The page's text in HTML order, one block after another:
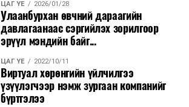
ЦАГ ҮЕ 2026/01/28
Улаанбурхан өвчний дараагийн
давлагаанаас сэргийлэх зорилгоор
эрүүл мэндийн байг...
ЦАГ ҮЕ 2022/10/11
Виртуал хөрөнгийн үйлчилгээ
үзүүлэгчээр нэмж зургаан компанийг
бүртгэлээ